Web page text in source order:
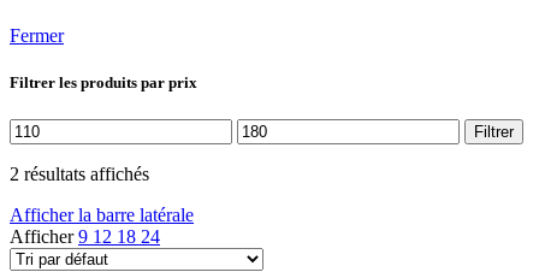
Fermer
Filtrer les produits par prix
Prix
min
Prix
max
Filtrer
2 résultats affichés
Afficher la barre latérale
Afficher9 12 18 24